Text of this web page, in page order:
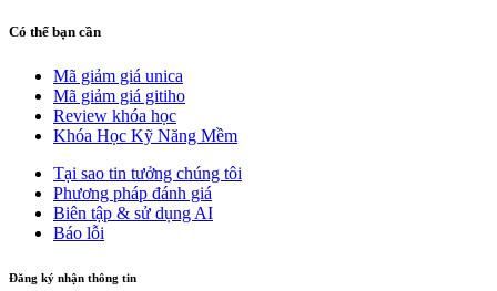
Có thể bạn cần
Mã giảm giá unica
Mã giảm giá gitiho
Review khóa học
Khóa Học Kỹ Năng Mềm
Tại sao tin tưởng chúng tôi
Phương pháp đánh giá
Biên tập & sử dụng AI
Báo lỗi
Đăng ký nhận thông tin